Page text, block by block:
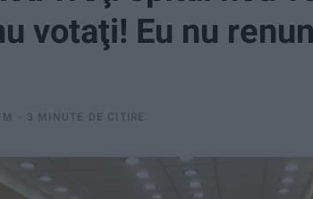
votaţi! Eu nu
3 MINUTE DE CITIRE